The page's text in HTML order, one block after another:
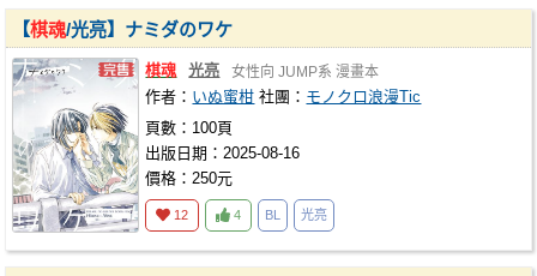
【棋魂/光亮】ナミダのワケ
棋魂 光亮 女性向 JUMP系 漫畫本
作者： いぬ蜜柑 社團： モノクロ浪漫Tic
頁數：100頁
出版日期：2025-08-16
價格：250元
12 4 BL 光亮